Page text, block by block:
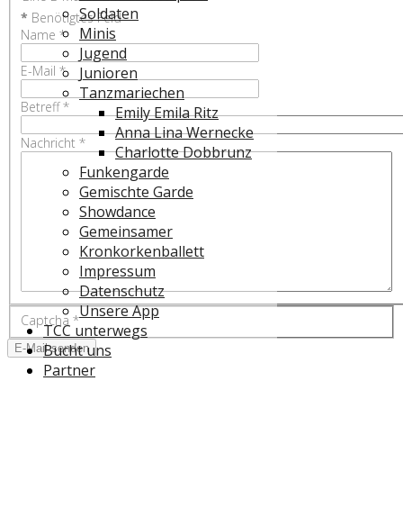
Soldaten
Minis
Jugend
Junioren
Tanzmariechen
Emily Emila Ritz
Anna Lina Wernecke
Charlotte Dobbrunz
Funkengarde
Gemischte Garde
Showdance
Gemeinsamer
Kronkorkenballett
Impressum
Datenschutz
Unsere App
TCC unterwegs
Bucht uns
Partner
* Benötigtes Feld
Name *
E-Mail *
Betreff*
Nachricht *
Captcha *
E-Mail senden